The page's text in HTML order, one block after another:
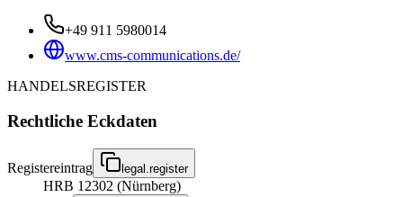
+49 911 5980014
www.cms-communications.de/
HANDELSREGISTER
Rechtliche Eckdaten
Registereintrag legal.register
HRB 12302 (Nürnberg)